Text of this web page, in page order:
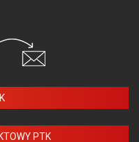
PTK